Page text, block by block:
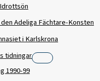
Adeliga Fächtare-Konsten
i Karlskrona
tidningar
1990-99